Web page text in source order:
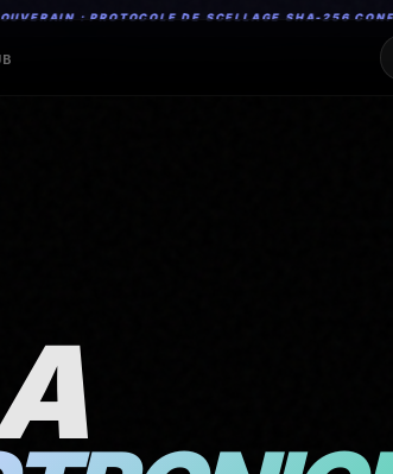
: PROTOCOLE DE SCELLAGE SHA-256 CONFIRMÉ